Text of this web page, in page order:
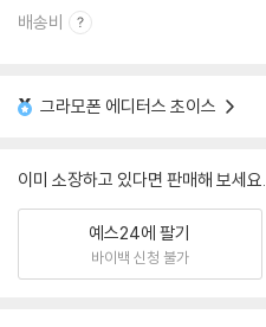
배송비
그라모폰 에디터스 초이스
이미 소장하고 있다면 판매해 보세요.
예스24에 팔기
바이백 신청 불가